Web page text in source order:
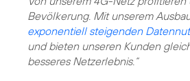
Bevölkerung. Mit unserem
exponentiell steigenden
und bieten unseren Kunden
besseres Netzerlebnis.“